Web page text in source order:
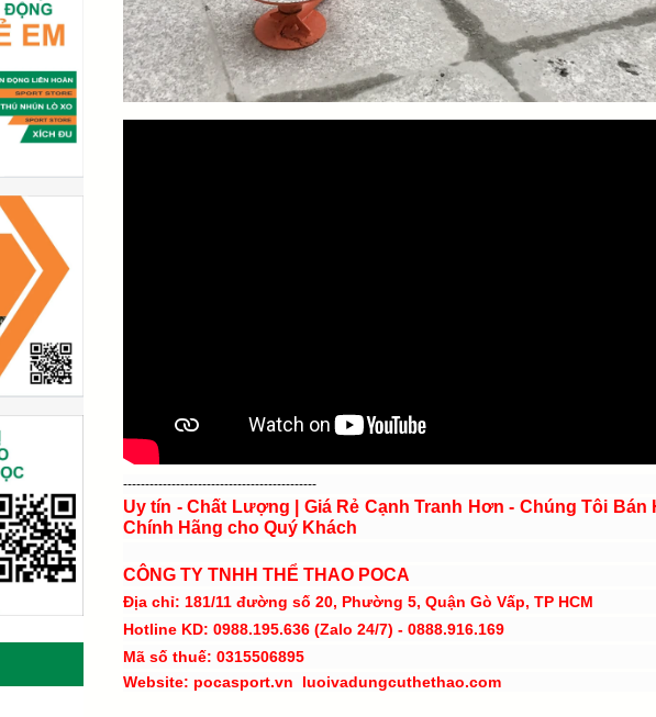
--------------------------------------------
Uy tín - Chất Lượng | Giá Rẻ Cạnh Tranh Hơn - Chúng Tôi Bán
Chính Hãng cho Quý Khách
CÔNG TY TNHH THỂ THAO POCA
Địa chỉ: 181/11 đường số 20, Phường 5, Quận Gò Vấp, TP HCM
Hotline KD: 0988.195.636 (Zalo 24/7) - 0888.916.169
Mã số thuế: 0315506895
Website: pocasport.vn luoivadungcuthethao.com